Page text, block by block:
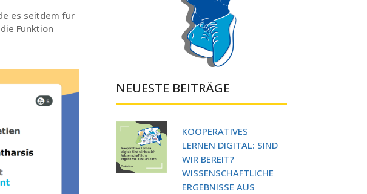
es seitdem für
Funktion
NEUESTE BEITRÄGE
KOOPERATIVES
LERNEN DIGITAL: SIND
WIR BEREIT?
WISSENSCHAFTLICHE
ERGEBNISSE AUS